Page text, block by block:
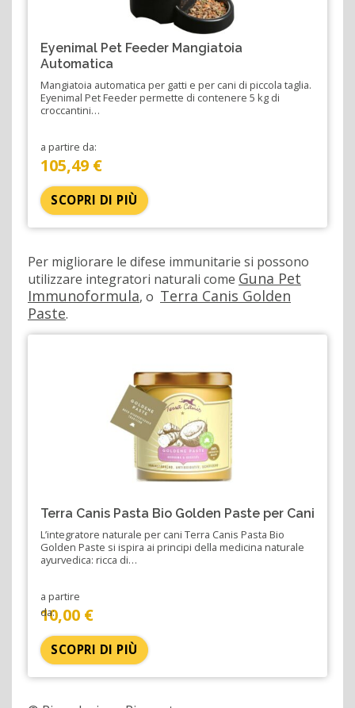
Eyenimal Pet Feeder Mangiatoia
Automatica
Mangiatoia automatica per gatti e per cani di piccola taglia.
Eyenimal Pet Feeder permette di contenere 5 kg di
croccantini…
a partire da:
105,49 €
SCOPRI DI PIÙ
Per migliorare le difese immunitarie si possono
utilizzare integratori naturali come Guna Pet
Immunoformula, o Terra Canis Golden
Paste.
Terra Canis Pasta Bio Golden Paste per Cani
L’integratore naturale per cani Terra Canis Pasta Bio
Golden Paste si ispira ai principi della medicina naturale
ayurvedica: ricca di…
a partire
da:
10,00 €
SCOPRI DI PIÙ